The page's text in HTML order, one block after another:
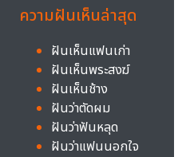
ความฝันเห็นล่าสุด
ฝันเห็นแฟนเก่า
ฝันเห็นพระสงฆ์
ฝันเห็นช้าง
ฝันว่าตัดผม
ฝันว่าฟันหลุด
ฝันว่าแฟนนอกใจ